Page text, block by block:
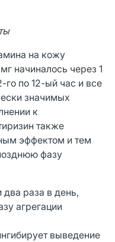
на кожу
начиналось через 1
го по 12-ый час и все
значимых
к
также
эффектом и тем
фазу
два раза в день,
агрегации
выведение